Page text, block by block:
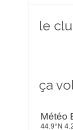
le
ça